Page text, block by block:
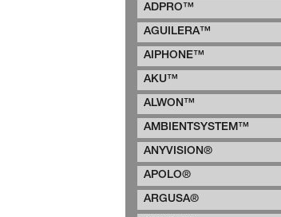
ADPRO™
AGUILERA™
AIPHONE™
AKU™
ALWON™
AMBIENTSYSTEM™
ANYVISION®
APOLO®
ARGUSA®